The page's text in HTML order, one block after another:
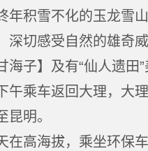
年积雪不化的玉龙雪
深切感受自然的雄奇
子】及有“仙人遗田”
午乘车返回大理，大
昆明。
在高海拔，乘坐环保